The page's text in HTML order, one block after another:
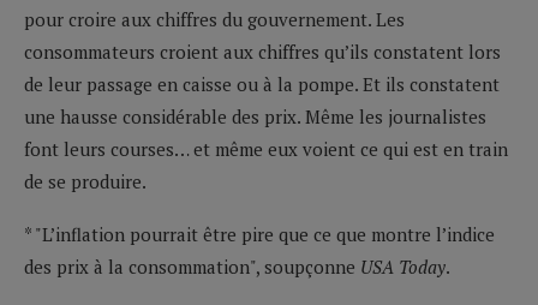
pour croire aux chiffres du gouvernement. Les
consommateurs croient aux chiffres qu’ils constatent lors
de leur passage en caisse ou à la pompe. Et ils constatent
une hausse considérable des prix. Même les journalistes
font leurs courses… et même eux voient ce qui est en train
de se produire.
* "L’inflation pourrait être pire que ce que montre l’indice
des prix à la consommation", soupçonne USA Today.